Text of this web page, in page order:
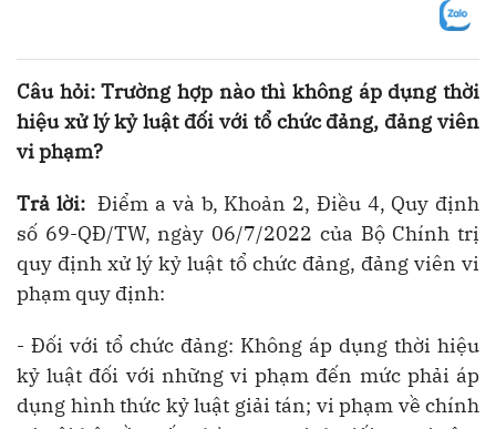
Câu hỏi: Trường hợp nào thì không áp dụng thời
hiệu xử lý kỷ luật đối với tổ chức đảng, đảng viên
vi phạm?
Trả lời:Điểm a và b, Khoản 2, Điều 4, Quy định
số 69-QĐ/TW, ngày 06/7/2022 của Bộ Chính trị
quy định xử lý kỷ luật tổ chức đảng, đảng viên vi
phạm quy định:
- Đối với tổ chức đảng: Không áp dụng thời hiệu
kỷ luật đối với những vi phạm đến mức phải áp
dụng hình thức kỷ luật giải tán; vi phạm về chính